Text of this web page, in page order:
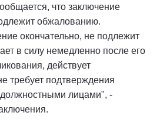
что заключение
обжалованию.
окончательно, не подлежит
в силу немедленно после его
действует
требует подтверждения
лицами", -